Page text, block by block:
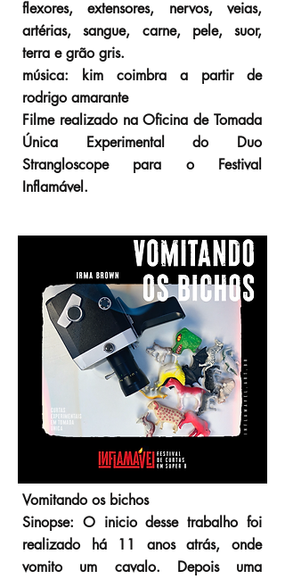
flexores, extensores, nervos, veias,
artérias, sangue, carne, pele, suor,
terra e grão gris.
música: kim coimbra a partir de
rodrigo amarante
Filme realizado na Oficina de Tomada
Única Experimental do Duo
Strangloscope para o Festival
Inflamável.
Vomitando os bichos
Sinopse: O inicio desse trabalho foi
realizado há 11 anos atrás, onde
vomito um cavalo. Depois uma